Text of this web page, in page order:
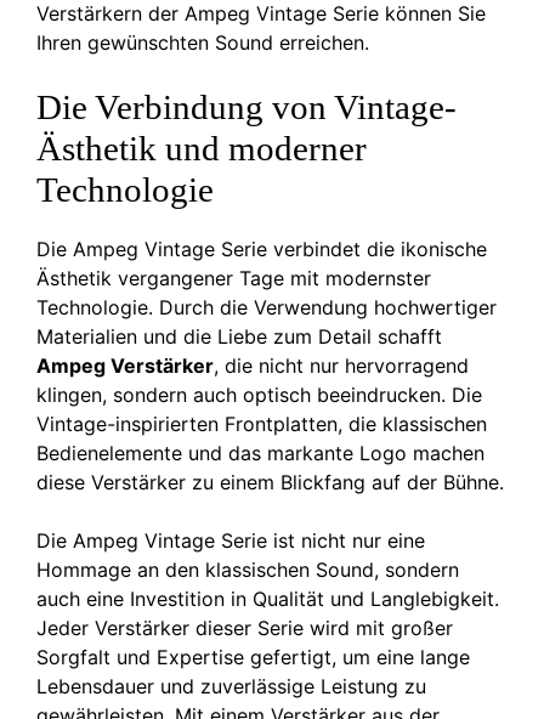
Verstärkern der Ampeg Vintage Serie können Sie
Ihren gewünschten Sound erreichen.
Die Verbindung von Vintage-
Ästhetik und moderner
Technologie
Die Ampeg Vintage Serie verbindet die ikonische
Ästhetik vergangener Tage mit modernster
Technologie. Durch die Verwendung hochwertiger
Materialien und die Liebe zum Detail schafft
Ampeg Verstärker, die nicht nur hervorragend
klingen, sondern auch optisch beeindrucken. Die
Vintage-inspirierten Frontplatten, die klassischen
Bedienelemente und das markante Logo machen
diese Verstärker zu einem Blickfang auf der Bühne.
Die Ampeg Vintage Serie ist nicht nur eine
Hommage an den klassischen Sound, sondern
auch eine Investition in Qualität und Langlebigkeit.
Jeder Verstärker dieser Serie wird mit großer
Sorgfalt und Expertise gefertigt, um eine lange
Lebensdauer und zuverlässige Leistung zu